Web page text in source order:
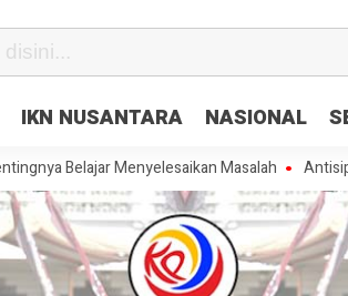
IKN NUSANTARA NASIONAL
Menyelesaikan Masalah Antisipasi El